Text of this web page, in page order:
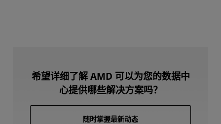
希望详细了解 AMD 可以为您的数据中
心提供哪些解决方案吗？
随时掌握最新动态